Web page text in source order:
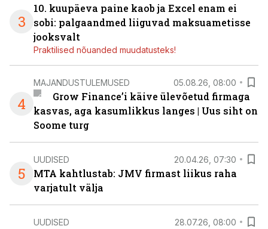
3
10. kuupäeva paine kaob ja Excel enam ei
sobi: palgaandmed liiguvad maksuametisse
jooksvalt
Praktilised nõuanded muudatusteks!
4
MAJANDUSTULEMUSED 05.08.26, 08:00
Grow Finance’i käive ülevõetud firmaga
kasvas, aga kasumlikkus langes | Uus siht on
Soome turg
5
UUDISED 20.04.26, 07:30
MTA kahtlustab: JMV firmast liikus raha
varjatult välja
UUDISED 28.07.26, 08:00